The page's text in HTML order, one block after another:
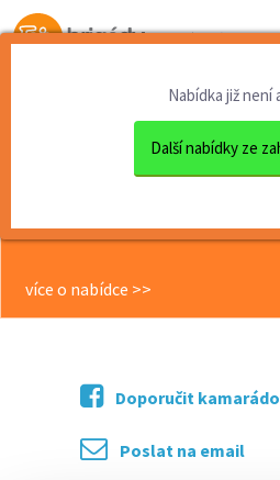
Od první brigády
Nabídka již není
Další nabídky ze
Zahraničí
Rakousko
Pokojská do hotelu v Rakousku
Pokojská do hotelu
více o nabídce >>
Doporučit
Poslat na email